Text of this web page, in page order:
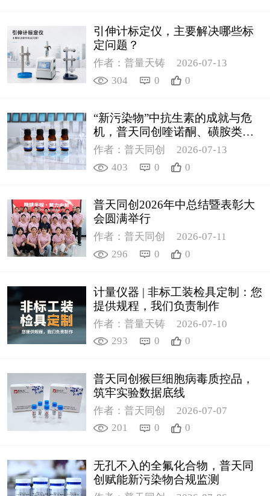
引伸计标定仪，主要解决哪些标
定问题？
作者：普量天铸
2026-07-13
304
0 0
“新污染物”中抗生素的成就与危
机，普天同创喹诺酮、磺胺类质
控新品筑牢环境安全防线
作者：普天同创
2026-07-13
403
0 0
普天同创2026年中总结暨表彰大
会圆满举行
作者：普天同创
2026-07-11
296
0 0
计量仪器 | 非标工装检具定制：您
提供规程，我们负责制作
作者：普量天铸
2026-07-10
293
0 0
普天同创猴巨细胞病毒质控品，
筑牢实验数据底线
作者：普天同创
2026-07-07
201
0 0
无孔不入的全氟化合物，普天同
创赋能新污染物合规监测